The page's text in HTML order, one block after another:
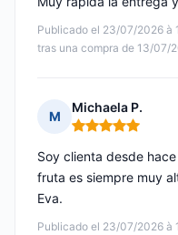
Publicado el 23/07/2026 à
tras una compra de 13/07/
M
Michaela P.
Nota: 5 de 5
Publicado el 23/07/2026 à
Soy clienta desde
fruta es siempre muy
Eva.